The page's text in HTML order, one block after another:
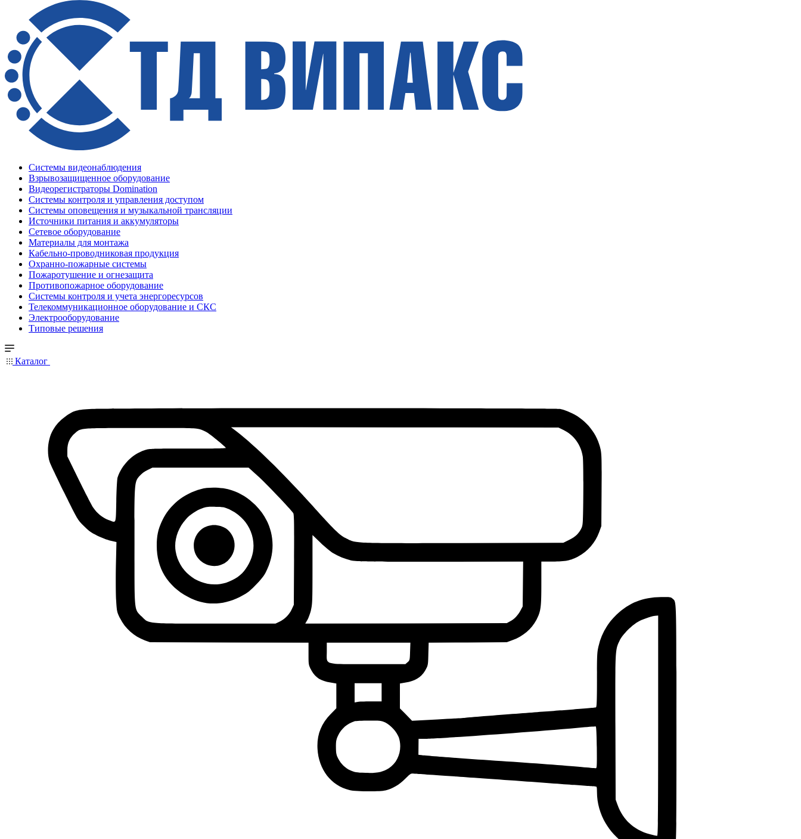
Системы видеонаблюдения
Взрывозащищенное оборудование
Видеорегистраторы Domination
Системы контроля и управления доступом
Системы оповещения и музыкальной трансляции
Источники питания и аккумуляторы
Сетевое оборудование
Материалы для монтажа
Кабельно-проводниковая продукция
Охранно-пожарные системы
Пожаротушение и огнезащита
Противопожарное оборудование
Системы контроля и учета энергоресурсов
Телекоммуникационное оборудование и СКС
Электрооборудование
Типовые решения
Каталог